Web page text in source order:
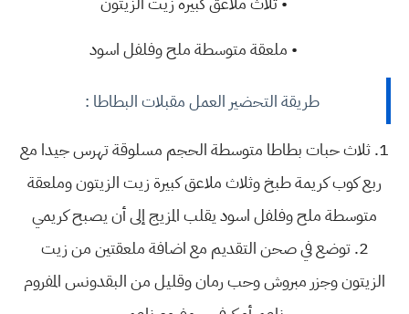
• ملعقة متوسطة ملح وفلفل اسود
طريقة التحضير العمل مقبلات البطاطا :
1. ثلاث حبات بطاطا متوسطة الحجم مسلوقة تهرس جيدا مع
ربع كوب كريمة طبخ وثلاث ملاعق كبيرة زيت الزيتون وملعقة
متوسطة ملح وفلفل اسود يقلب المزيج إلى أن يصبح كريمي
2. توضع في صحن التقديم مع اضافة ملعقتين من زيت
الزيتون وجزر مبروش وحب رمان وقليل من البقدونس المفروم